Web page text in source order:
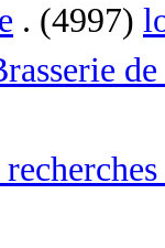
. (4997)